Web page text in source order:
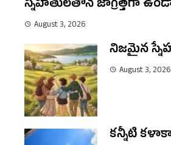
స్నేహితులతోనే జాగ్రత్తగా
August 3, 2026
నిజమైన
August 3, 2026
కన్నీటి